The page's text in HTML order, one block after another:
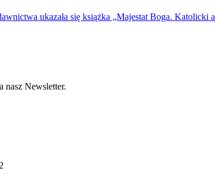
ukazała się książka „Majestat Boga.
nasz Newsletter.